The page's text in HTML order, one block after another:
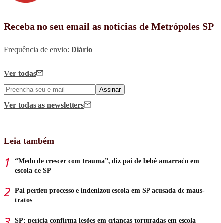
Receba no seu email as notícias de Metrópoles SP
Frequência de envio: Diário
Ver todas
Assinar
Ver todas as newsletters
Leia também
“Medo de crescer com trauma”, diz pai de bebê amarrado em
escola de SP
Pai perdeu processo e indenizou escola em SP acusada de maus-
tratos
SP: perícia confirma lesões em crianças torturadas em escola